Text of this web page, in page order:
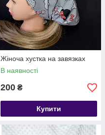
Жіноча хустка на завязках
В наявності
200 ₴
Купити